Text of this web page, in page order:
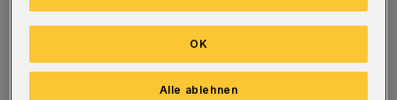
Alle ablehnen
OK